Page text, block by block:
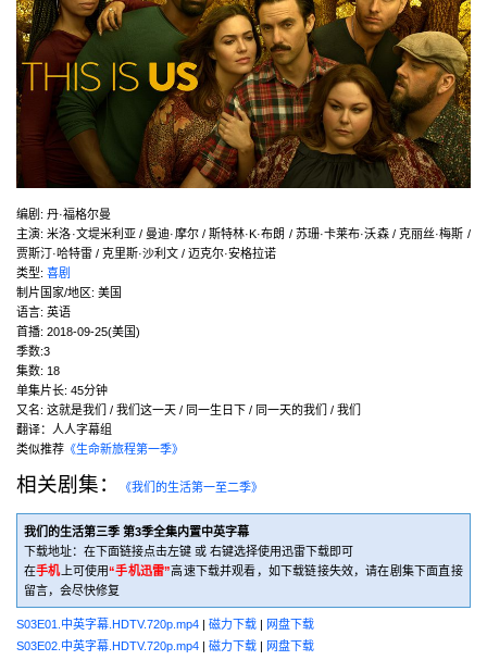
编剧 : 丹·福格尔曼
主演:米洛·文堤米利亚 / 曼迪·摩尔 / 斯特林·K·布朗 / 苏珊·卡莱布·沃森 / 克丽丝·梅斯 /
贾斯汀·哈特雷 / 克里斯·沙利文 / 迈克尔·安格拉诺
类型: 喜剧
制片国家/地区: 美国
语言: 英语
首播: 2018-09-25(美国)
季数:3
集数: 18
单集片长: 45分钟
又名: 这就是我们 / 我们这一天 / 同一生日下 / 同一天的我们 / 我们
翻译：人人字幕组
类似推荐 《生命新旅程第一季》
相关剧集： 《我们的生活第一至二季》
我们的生活第三季 第3季全集内置中英字幕
下载地址：在下面链接点击左键 或 右键选择使用迅雷下载即可
在手机上可使用“手机迅雷”高速下载并观看，如下载链接失效，请在剧集下面直接
留言，会尽快修复
S03E01.中英字幕.HDTV.720p.mp4 | 磁力下载 | 网盘下载
S03E02.中英字幕.HDTV.720p.mp4 | 磁力下载 | 网盘下载